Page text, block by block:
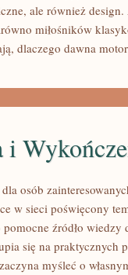
ale również
miłośników
dlaczego dawna
i
osób
w sieci poświęcony
źródło
się na praktycznych
myśleć o